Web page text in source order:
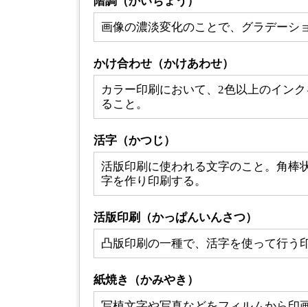
画像の濃淡変化のことで、グラデーシ
かけ合わせ（かけあわせ）
カラー印刷において、2色以上のイン
ること。
活字（かつじ）
活版印刷に使われる文字のこと。角棒
字を作り印刷する。
活版印刷（かっぱんいんさつ）
凸版印刷の一種で、活字を使って行う
紙焼き（かみやき）